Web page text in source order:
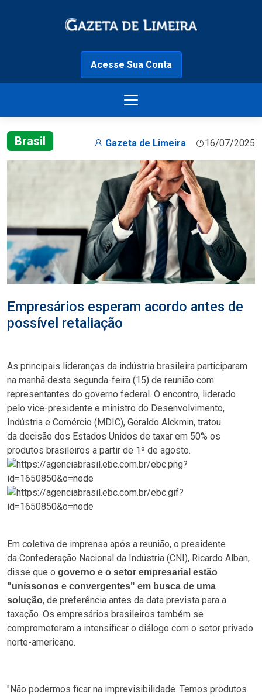
Acesse Sua Conta
Brasil Gazeta de Limeira 16/07/2025
Empresários esperam acordo antes de
possível retaliação
As principais lideranças da indústria brasileira participaram
na manhã desta segunda-feira (15) de reunião com
representantes do governo federal. O encontro, liderado
pelo vice-presidente e ministro do Desenvolvimento,
Indústria e Comércio (MDIC), Geraldo Alckmin, tratou
da decisão dos Estados Unidos de taxar em 50% os
produtos brasileiros a partir de 1º de agosto.
Em coletiva de imprensa após a reunião, o presidente
da Confederação Nacional da Indústria (CNI), Ricardo Alban,
disse que o governo e o setor empresarial estão
"uníssonos e convergentes" em busca de uma
solução, de preferência antes da data prevista para a
taxação. Os empresários brasileiros também se
comprometeram a intensificar o diálogo com o setor privado
norte-americano.
"Não podermos ficar na imprevisibilidade. Temos produtos